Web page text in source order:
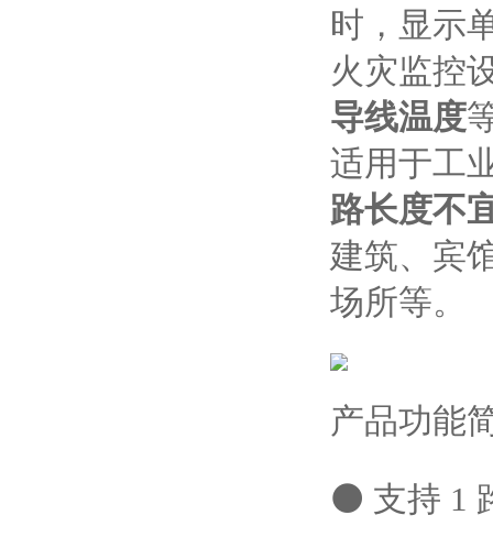
时，显示
火灾监控
导线温度
适用于工
路长度不
建筑、宾
场所等。
产品功能
⚫ 支持 1